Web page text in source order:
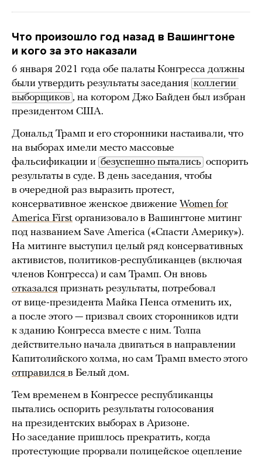
Что произошло год назад в Вашингтоне
и кого за это наказали
6 января 2021 года обе палаты Конгресса должны
были утвердить результаты заседания коллегии
выборщиков , на котором Джо Байден был избран
президентом США.
Дональд Трамп и его сторонники настаивали, что
на выборах имели место массовые
фальсификации и безуспешно пытались оспорить
результаты в суде. В день заседания, чтобы
в очередной раз выразить протест,
консервативное женское движение Women for
America First организовало в Вашингтоне митинг
под названием Save America («Спасти Америку»).
На митинге выступил целый ряд консервативных
активистов, политиков-республиканцев (включая
членов Конгресса) и сам Трамп. Он вновь
отказался признать результаты, потребовал
от вице-президента Майка Пенса отменить их,
а после этого — призвал своих сторонников идти
к зданию Конгресса вместе с ним. Толпа
действительно начала двигаться в направлении
Капитолийского холма, но сам Трамп вместо этого
отправился в Белый дом.
Тем временем в Конгрессе республиканцы
пытались оспорить результаты голосования
на президентских выборах в Аризоне.
Но заседание пришлось прекратить, когда
протестующие прорвали полицейское оцепление